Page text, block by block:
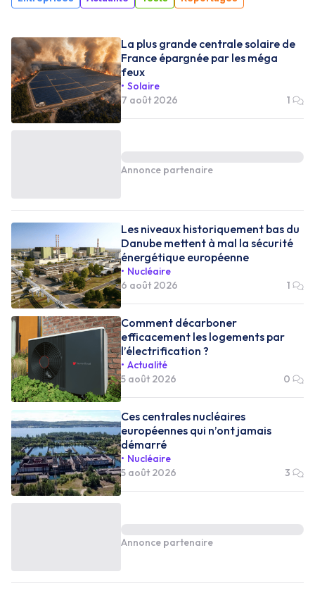
La plus grande centrale solaire de
France épargnée par les méga
feux
Solaire
7 août 2026
1
Annonce partenaire
Les niveaux historiquement bas du
Danube mettent à mal la sécurité
énergétique européenne
Nucléaire
6 août 2026
1
Comment décarboner
efficacement les logements par
l’électrification ?
Actualité
5 août 2026
0
Ces centrales nucléaires
européennes qui n’ont jamais
démarré
Nucléaire
5 août 2026
3
Annonce partenaire